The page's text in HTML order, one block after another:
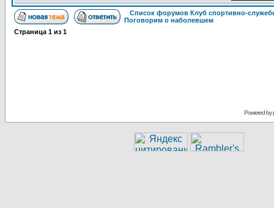
Список форумов Клуб спортивно-
Поговорим о наболевшем
Страница 1 из 1
Powered by